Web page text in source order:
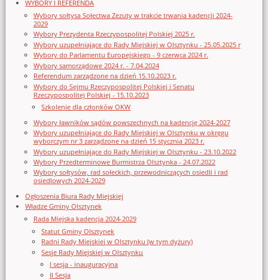
WYBORY I REFERENDA
Wybory sołtysa Sołectwa Zezuty w trakcie trwania kadencji 2024-
2029
Wybory Prezydenta Rzeczypospolitej Polskiej 2025 r.
Wybory uzupełniające do Rady Miejskiej w Olsztynku - 25.05.2025 r
Wybory do Parlamentu Europejskiego - 9 czerwca 2024 r.
Wybory samorządowe 2024 r. - 7.04.2024
Referendum zarządzone na dzień 15.10.2023 r.
Wybory do Sejmu Rzeczypospolitej Polskiej i Senatu
Rzeczypospolitej Polskiej - 15.10.2023
Szkolenie dla członków OKW
Wybory ławników sądów powszechnych na kadencję 2024-2027
Wybory uzupełniające do Rady Miejskiej w Olsztynku w okręgu
wyborczym nr 3 zarządzone na dzień 15 stycznia 2023 r.
Wybory uzupełniające do Rady Miejskiej w Olsztynku - 23.10.2022
Wybory Przedterminowe Burmistrza Olsztynka - 24.07.2022
Wybory sołtysów, rad sołeckich, przewodniczących osiedli i rad
osiedlowych 2024-2029
Ogłoszenia Biura Rady Miejskiej
Władze Gminy Olsztynek
Rada Miejska kadencja 2024-2029
Statut Gminy Olsztynek
Radni Rady Miejskiej w Olsztynku (w tym dyżury)
Sesje Rady Miejskiej w Olsztynku
I sesja - inauguracyjna
II Sesja